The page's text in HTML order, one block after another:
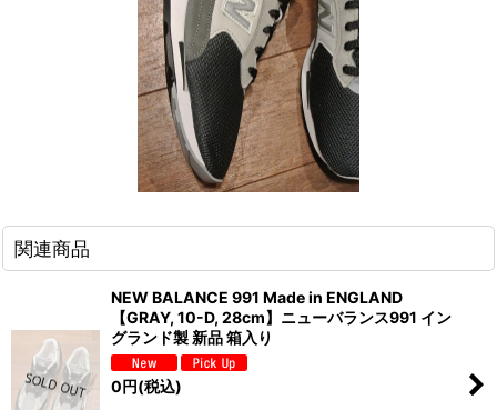
関連商品
NEW BALANCE 991 Made in ENGLAND
【GRAY, 10-D, 28cm】ニューバランス991 イン
グランド製 新品 箱入り
0円(税込)